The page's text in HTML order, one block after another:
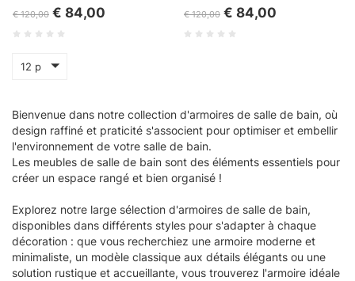
€ 120,00 € 84,00 € 120,00 € 84,00
12 p
Bienvenue dans notre collection d'armoires de salle de bain, où
design raffiné et praticité s'associent pour optimiser et embellir
l'environnement de votre salle de bain.
Les meubles de salle de bain sont des éléments essentiels pour
créer un espace rangé et bien organisé !
Explorez notre large sélection d'armoires de salle de bain,
disponibles dans différents styles pour s'adapter à chaque
décoration : que vous recherchiez une armoire moderne et
minimaliste, un modèle classique aux détails élégants ou une
solution rustique et accueillante, vous trouverez l'armoire idéale